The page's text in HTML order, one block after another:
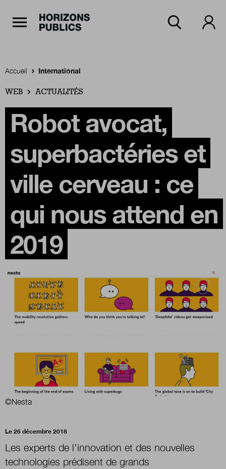
Accueil
Rubriques
Thèmes
Numéros
Boutique
Qui sommes-nous ?
Newsletter
Renseignez votre email afin de suivre l'actualité
de la transformation publique.
Accueil International
WEB ACTUALITÉS
Robot avocat,
superbactéries et
ville cerveau : ce
qui nous attend en
2019
©Nesta
Le 26 décembre 2018
Les experts de l’innovation et des nouvelles
technologies prédisent de grands